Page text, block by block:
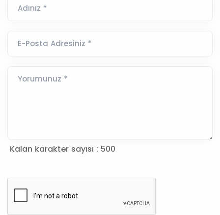
Adınız *
E-Posta Adresiniz *
Kalan karakter sayısı : 500
Yorumunuz *